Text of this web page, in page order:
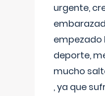
urgente,
empezado
deporte,
mucho
, ya que